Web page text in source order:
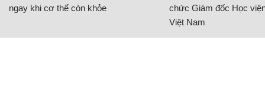
ngay khi cơ thể còn khỏe
chức Giám đốc Học
Việt Nam